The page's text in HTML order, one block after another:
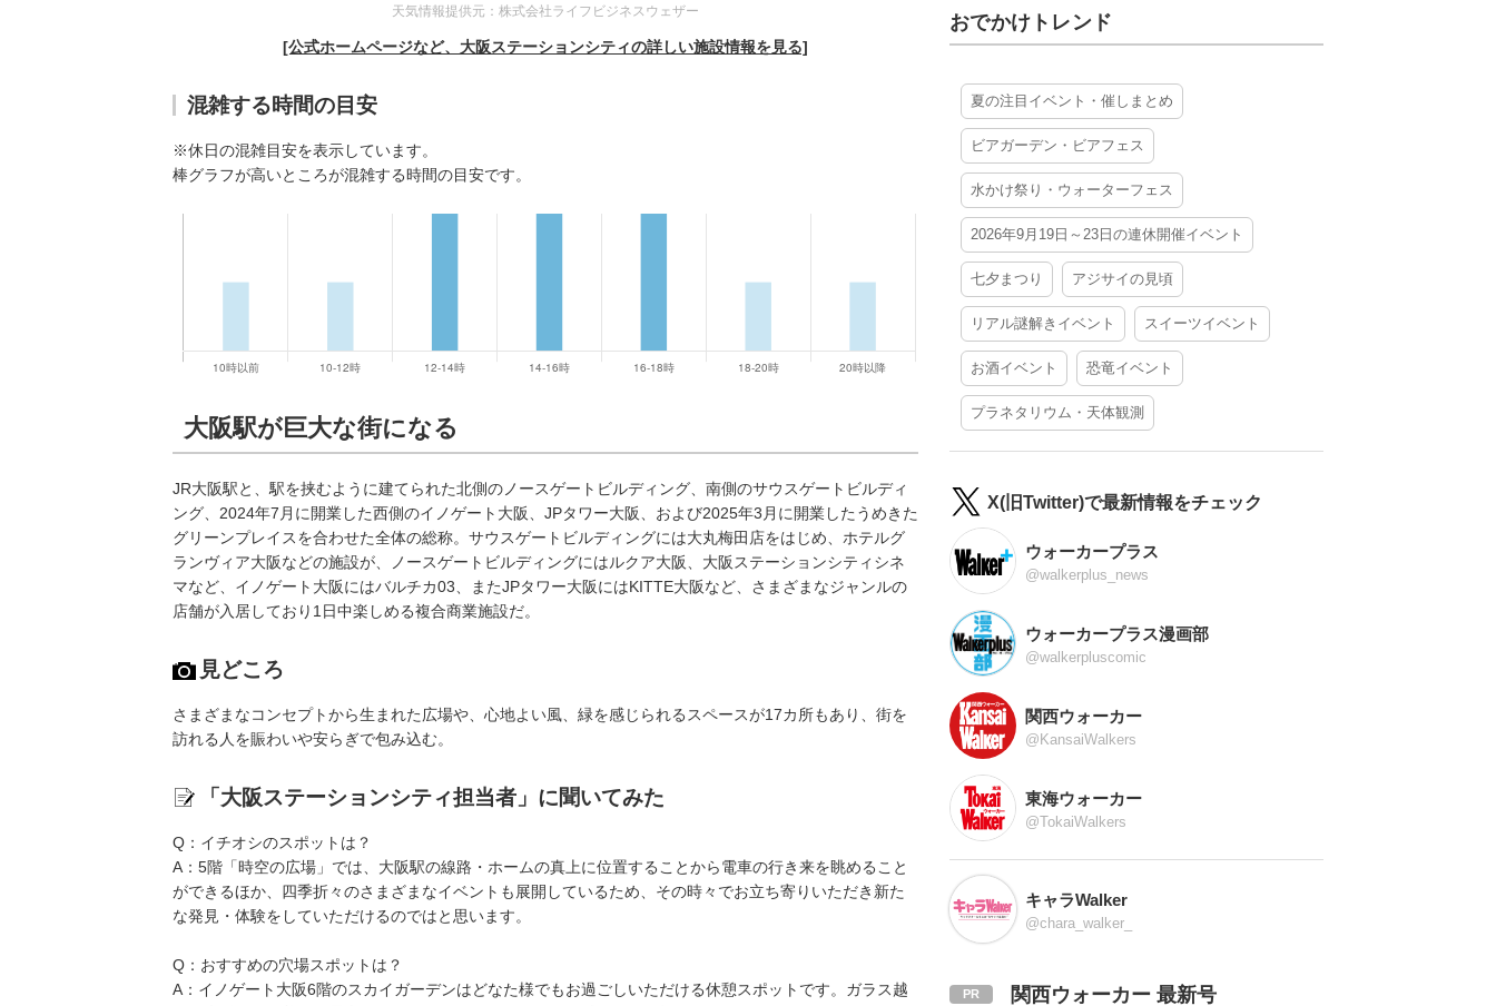
天気情報提供元：株式会社ライフビジネスウェザー
[公式ホームページなど、大阪ステーションシティの詳しい施設情報を見る]
混雑する時間の目安
※休日の混雑目安を表示しています。
棒グラフが高いところが混雑する時間の目安です。
大阪駅が巨大な街になる
JR大阪駅と、駅を挟むように建てられた北側のノースゲートビルディング、南側のサウスゲートビルディ
ング、2024年7月に開業した西側のイノゲート大阪、JPタワー大阪、および2025年3月に開業したうめきた
グリーンプレイスを合わせた全体の総称。サウスゲートビルディングには大丸梅田店をはじめ、ホテルグ
ランヴィア大阪などの施設が、ノースゲートビルディングにはルクア大阪、大阪ステーションシティシネ
マなど、イノゲート大阪にはバルチカ03、またJPタワー大阪にはKITTE大阪など、さまざまなジャンルの
店舗が入居しており1日中楽しめる複合商業施設だ。
見どころ
さまざまなコンセプトから生まれた広場や、心地よい風、緑を感じられるスペースが17カ所もあり、街を
訪れる人を賑わいや安らぎで包み込む。
「大阪ステーションシティ担当者」に聞いてみた
Q：イチオシのスポットは？
A：5階「時空の広場」では、大阪駅の線路・ホームの真上に位置することから電車の行き来を眺めること
ができるほか、四季折々のさまざまなイベントも展開しているため、その時々でお立ち寄りいただき新た
な発見・体験をしていただけるのではと思います。
Q：おすすめの穴場スポットは？
A：イノゲート大阪6階のスカイガーデンはどなた様でもお過ごしいただける休憩スポットです。ガラス越
おでかけトレンド
夏の注目イベント・催しまとめ
ビアガーデン・ビアフェス
水かけ祭り・ウォーターフェス
2026年9月19日～23日の連休開催イベント
七夕まつり アジサイの見頃
リアル謎解きイベント スイーツイベント
お酒イベント 恐竜イベント
プラネタリウム・天体観測
X(旧Twitter)で最新情報をチェック
ウォーカープラス
@walkerplus_news
ウォーカープラス漫画部
@walkerpluscomic
関西ウォーカー
@KansaiWalkers
東海ウォーカー
@TokaiWalkers
キャラWalker
@chara_walker_
関西ウォーカー 最新号